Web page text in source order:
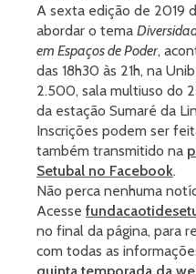
A sexta edição de 2019
abordar o tema
em Espaços de Poder,
das 18h30 às 21h, na
2.500, sala multiuso do
da estação Sumaré da
Inscrições podem ser
também transmitido na
Setubal no Facebook.
Não perca nenhuma
Acesse
no final da página, para
com todas as